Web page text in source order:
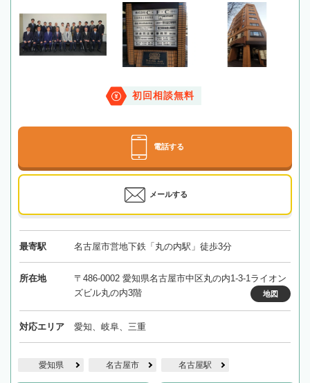
初回相談無料
電話する
メールする
最寄駅 名古屋市営地下鉄「丸の内駅」徒歩3分
所在地
〒486-0002 愛知県名古屋市中区丸の内1-3-1ライオン
ズビル丸の内3階
地図
対応エリア 愛知、岐阜、三重
愛知県 名古屋市 名古屋駅